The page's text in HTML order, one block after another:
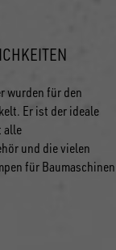
wurden für den
Er ist der ideale
alle
und die vielen
für Baumaschinen